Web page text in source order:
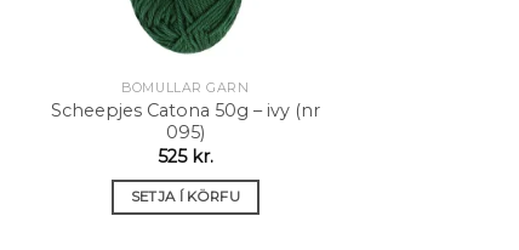
BÓMULLAR GARN
Scheepjes Catona 50g – ivy (nr
095)
525 kr.
SETJA Í KÖRFU